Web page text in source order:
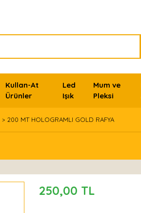
Kullan-At
Ürünler
Led
Işık
Mum ve
Pleksi
200 MT HOLOGRAMLI GOLD RAFYA
250,00 TL